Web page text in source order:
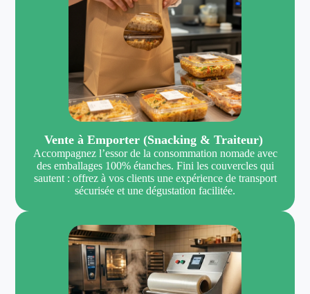
Vente à Emporter (Snacking & Traiteur)
Accompagnez l’essor de la consommation nomade avec
des emballages 100% étanches. Fini les couvercles qui
sautent : offrez à vos clients une expérience de transport
sécurisée et une dégustation facilitée.